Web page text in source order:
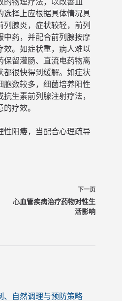
的物理疗法，以改善血
选择上应根据具体情况具
腺炎，症状较轻，前列
中药，并配合前列腺按摩
效。如症状重，病人难以
保留灌肠、直流电药物离
都很快得到缓解。如症状
胞数较多，细菌培养阳性
生素前列腺注射疗法，
疗效。
性阳痿，当配合心理疏导
下一页
心血管疾病治疗药物对性生
活影响
、自然调理与预防策略